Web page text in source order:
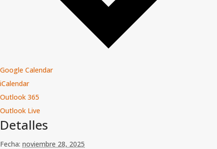
Google Calendar
iCalendar
Outlook 365
Outlook Live
Detalles
Fecha: noviembre 28, 2025